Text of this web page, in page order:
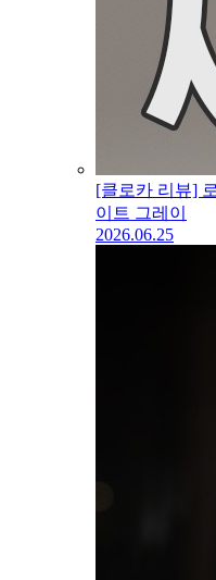
[클로카 리뷰]
이트 그레이
2026.06.25